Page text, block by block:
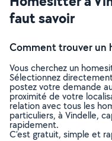
faut savoir
Comment trouver un
Vous cherchez un
Sélectionnez
postez votre demande
proximité de votre
relation avec tous les
particuliers, à Vindelle,
rapidement.
C’est gratuit, simple et